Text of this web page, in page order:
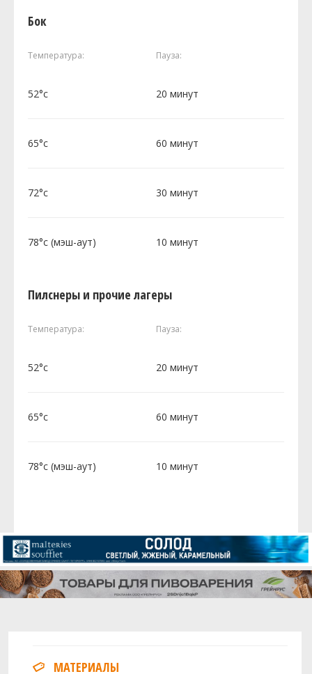
Бок
Температура: Пауза:
52°c 20 минут
65°c 60 минут
72°c 30 минут
78°c (мэш-аут) 10 минут
Пилснеры и прочие лагеры
Температура: Пауза:
52°c 20 минут
65°c 60 минут
78°c (мэш-аут) 10 минут
МАТЕРИАЛЫ